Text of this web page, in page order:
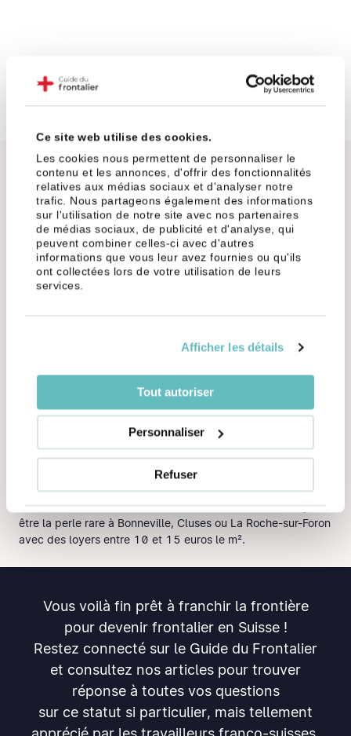
Ce site web utilise des cookies.
Les cookies nous permettent de personnaliser le
contenu et les annonces, d'offrir des fonctionnalités
relatives aux médias sociaux et d'analyser notre
trafic. Nous partageons également des informations
sur l'utilisation de notre site avec nos partenaires
de médias sociaux, de publicité et d'analyse, qui
peuvent combiner celles-ci avec d'autres
informations que vous leur avez fournies ou qu'ils
ont collectées lors de votre utilisation de leurs
services.
Afficher les détails
Tout autoriser
Personnaliser
Refuser
Côté Haute-Savoie Dans l'Ain
Oubliez un peu les villes super prisées comme Annemasse
ou Annecy, et pensez plutôt aux espaces verts et aux
charmes de la campagne. Avec le télétravail qui s'invite
dans les pratiques, vous avez maintenant la possibilité de
chercher un logement un peu plus éloigné de la frontière
le boulot, Thonon-les-Bains et Évian-les-Bains sont des
Pour un quotidien qui sent bon l'air frais des montagnes et
Chablais, Neuvecelle ou encore Lugrin vous offrent une
qualité de vie très agréable, sans vous ruiner.
En cherchant dans la vallée de l'Arve, vous dénicherez peut-
être la perle rare à Bonneville, Cluses ou La Roche-sur-Foron
avec des loyers entre 10 et 15 euros le m².
Vous voilà fin prêt à franchir la frontière
pour devenir frontalier en Suisse !
Restez connecté sur le Guide du Frontalier
et consultez nos articles pour trouver
réponse à toutes vos questions
sur ce statut si particulier, mais tellement